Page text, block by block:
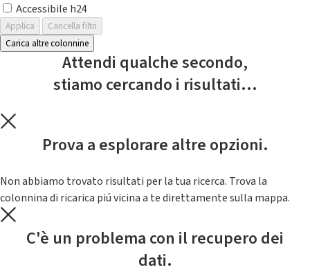
Accessibile h24
Applica
Cancella filtri
Carica altre colonnine
Attendi qualche secondo,
stiamo cercando i risultati...
Prova a esplorare altre opzioni.
Non abbiamo trovato risultati per la tua ricerca. Trova la
colonnina di ricarica piú vicina a te direttamente sulla mappa.
C'è un problema con il recupero dei
dati.